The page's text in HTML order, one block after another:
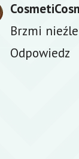
Brzmi
Odpowiedz